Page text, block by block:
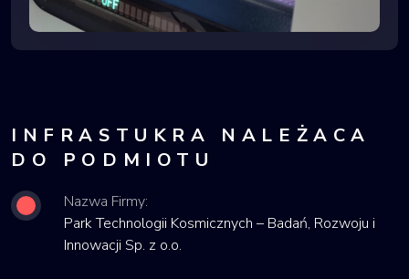
INFRASTUKRA NALEŻACA
DO PODMIOTU
Nazwa Firmy:
Park Technologii Kosmicznych – Badań, Rozwoju i
Innowacji Sp. z o.o.